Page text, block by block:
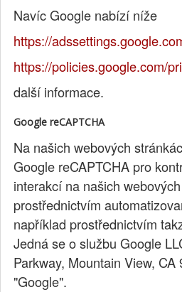
Navíc Google nabízí níže
https://
https://policies.google.com/
další informace.
Google reCAPTCHA
Na našich webových
Google reCAPTCHA pro
interakcí na našich
prostřednictvím
například prostřednictvím
Jedná se o službu Google
Parkway, Mountain View,
"Google".